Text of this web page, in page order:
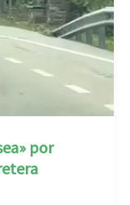
por